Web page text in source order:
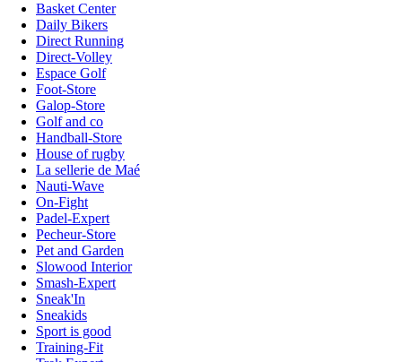
Basket Center
Daily Bikers
Direct Running
Direct-Volley
Espace Golf
Foot-Store
Galop-Store
Golf and co
Handball-Store
House of rugby
La sellerie de Maé
Nauti-Wave
On-Fight
Padel-Expert
Pecheur-Store
Pet and Garden
Slowood Interior
Smash-Expert
Sneak'In
Sneakids
Sport is good
Training-Fit